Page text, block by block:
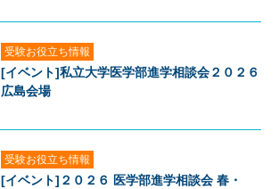
受験お役立ち情報
[イベント]私立大学医学部進学相談会２０２６
広島会場
受験お役立ち情報
[イベント]２０２６ 医学部進学相談会 春・